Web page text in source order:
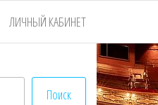
ЛИЧНЫЙ КАБИНЕТ
Поиск